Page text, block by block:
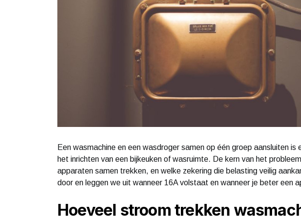
Een wasmachine en een wasdroger samen op één groep aansluiten is
het inrichten van een bijkeuken of wasruimte. De kern van het
apparaten samen trekken, en welke zekering die belasting veilig
door en leggen we uit wanneer 16A volstaat en wanneer je beter een
Hoeveel stroom trekken